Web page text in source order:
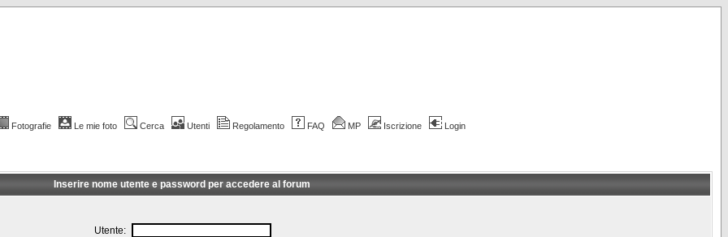
Fotografie Le mie foto Cerca Utenti Regolamento FAQ MP Iscrizione Login
Inserire nome utente e password per accedere al forum
Utente: